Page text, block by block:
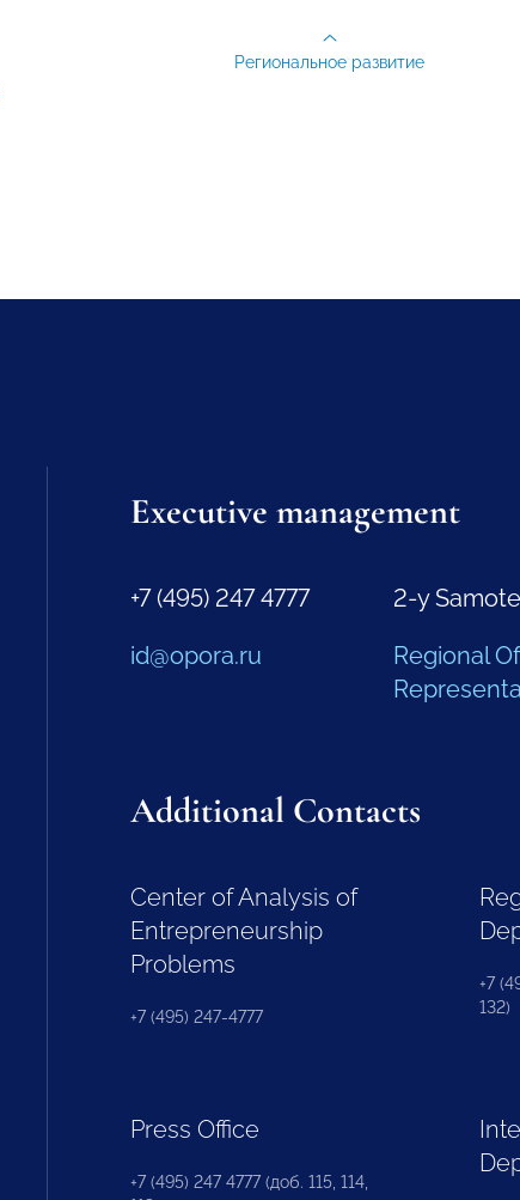
Региональное развитие
Executive management
+7 (495) 247 4777
id@opora.ru
2-y
Regional
Additional Contacts
Center of Analysis of
Entrepreneurship
Problems
+7 (495) 247-4777
+7
132)
Press Office
+7 (495) 247 4777 (доб. 115, 114,